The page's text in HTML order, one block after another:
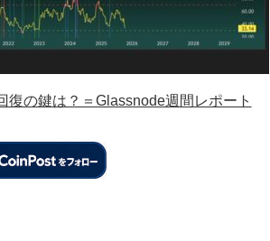
の鍵は？＝Glassnode週間レポート